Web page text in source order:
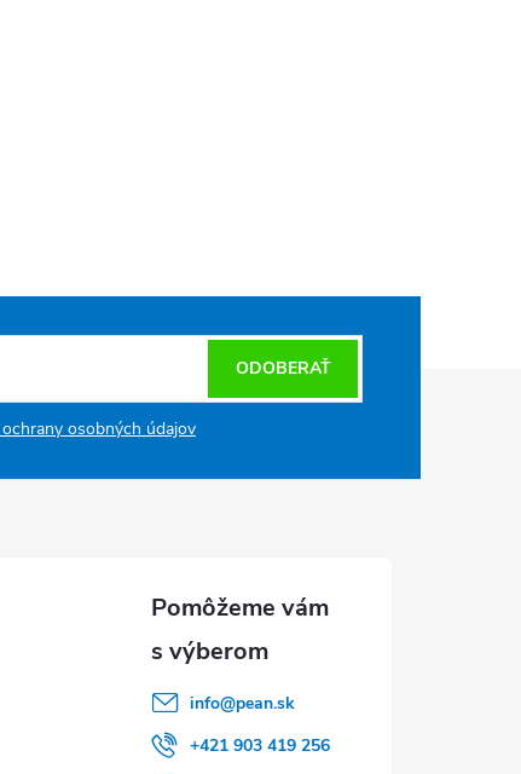
osobných údajov
ODOBERAŤ
info@pean.sk
+421 903 419 256